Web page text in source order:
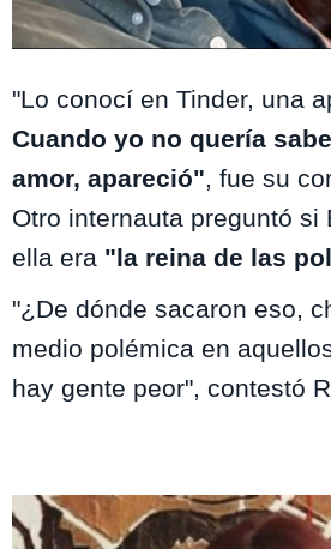
"Lo conocí en Tinder, una
Cuando yo no quería
amor, apareció", fue su
Otro internauta preguntó si
ella era "la reina de las
"¿De dónde sacaron eso,
medio polémica en
hay gente peor", contestó